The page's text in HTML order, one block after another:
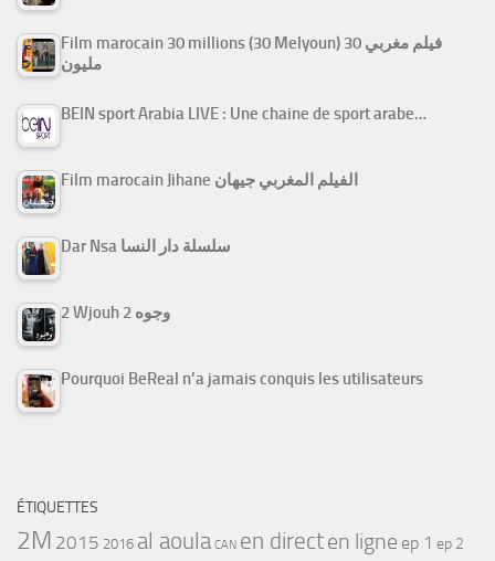
Film marocain 30 millions (30 Melyoun) فيلم مغربي 30
مليون
BEIN sport Arabia LIVE : Une chaine de sport arabe…
Film marocain Jihane الفيلم المغربي جيهان
Dar Nsa سلسلة دار النسا
2 Wjouh 2 وجوه
Pourquoi BeReal n’a jamais conquis les utilisateurs
ÉTIQUETTES
2M 2015 2016 al aoula CAN en directen ligne ep 1 ep 2